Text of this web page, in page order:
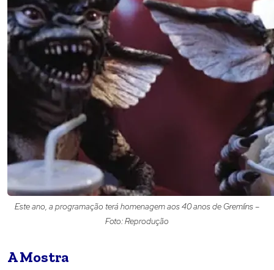
Este ano, a programação terá homenagem aos 40 anos de Gremlins –
Foto: Reprodução
A Mostra